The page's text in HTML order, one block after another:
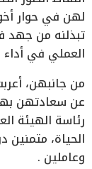
لهن في حوار
تبذلنه من جهد
العملي في
من جانبهن،
عن سعادتهن
رئاسة الهيئة
الحياة، متمنين
وعاملين .